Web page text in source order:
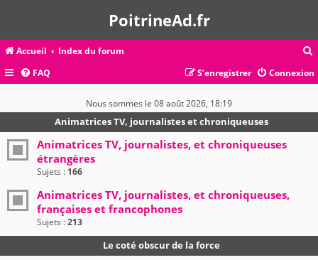
PoitrineAd.fr
Accueil Index du forum
c
FAQ Connexion
S’enregistrer
Nous sommes le 08 août 2026, 18:19
Animatrices TV, journalistes et chroniqueuses
Animatrices TV, journalistes, et chroniqueuses
étrangères
Sujets : 166
Animatrices TV, journalistes, et chroniqueuses,
françaises et francophones
Sujets :213
Le coté obscur de la force